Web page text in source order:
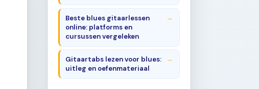
Beste blues gitaarlessen
online: platforms en
cursussen vergeleken
Gitaartabs lezen voor blues:
uitleg en oefenmateriaal